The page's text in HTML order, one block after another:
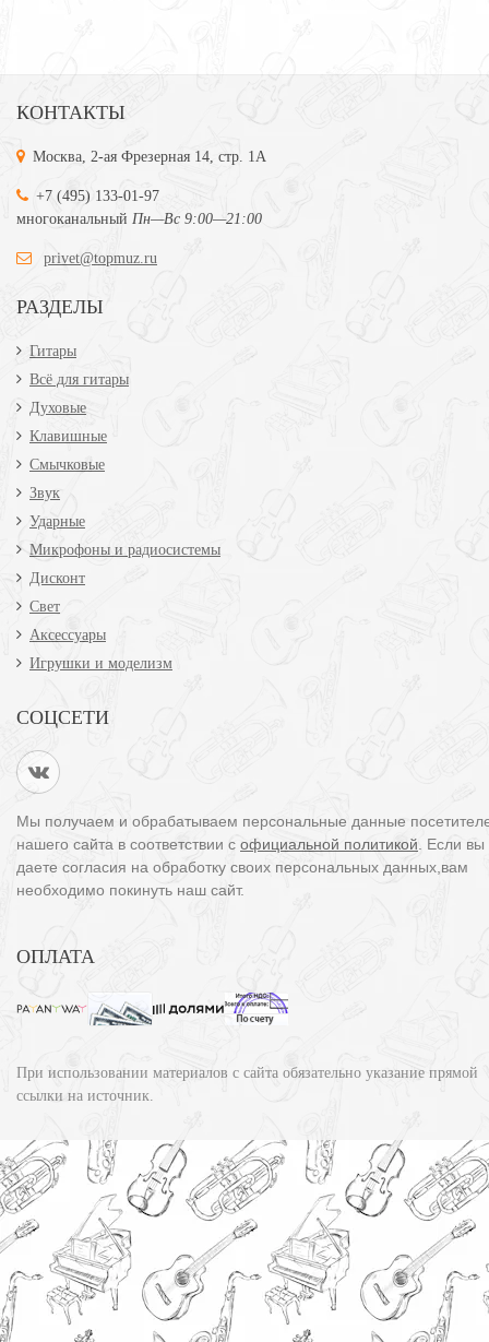
КОНТАКТЫ
Москва, 2-ая Фрезерная 14, стр. 1А
+7 (495) 133-01-97
многоканальный Пн—Вс 9:00—21:00
privet@topmuz.ru
РАЗДЕЛЫ
Гитары
Всё для гитары
Духовые
Клавишные
Смычковые
Звук
Ударные
Микрофоны и радиосистемы
Дисконт
Свет
Аксессуары
Игрушки и моделизм
СОЦСЕТИ
Мы получаем и обрабатываем персональные данные
нашего сайта в соответствии с официальной политикой . Если
даете согласия на обработку своих персональных данных,вам
необходимо покинуть наш сайт.
ОПЛАТА
При использовании материалов с сайта обязательно указание прямой
ссылки на источник.